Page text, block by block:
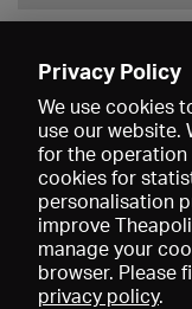
Privacy Policy
We use cookies
use our website.
for the operation
cookies for
personalisation
improve
manage your
browser. Please
privacy policy.